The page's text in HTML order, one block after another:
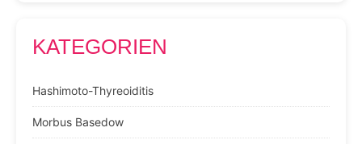
KATEGORIEN
Hashimoto-Thyreoiditis
Morbus Basedow